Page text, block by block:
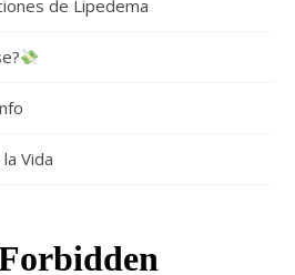
de Lipedema
Vida